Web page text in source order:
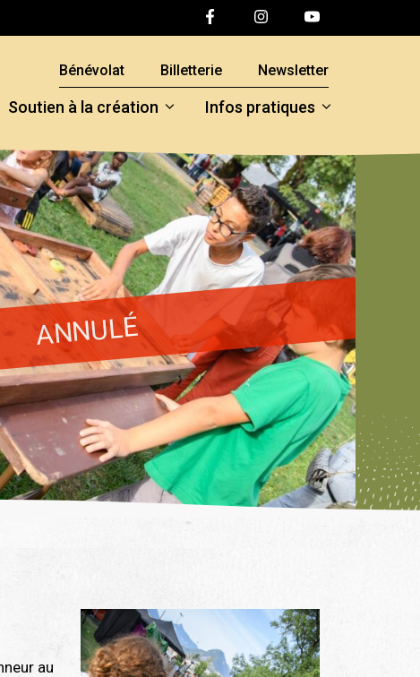
Soutien à la création Infos pratiques
Bénévolat Billetterie Newsletter
ANNULÉ
au